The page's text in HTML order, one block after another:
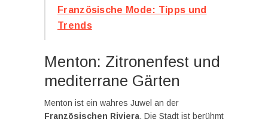
Französische Mode: Tipps und
Trends
Menton: Zitronenfest und
mediterrane Gärten
Menton ist ein wahres Juwel an der
Französischen Riviera. Die Stadt ist berühmt